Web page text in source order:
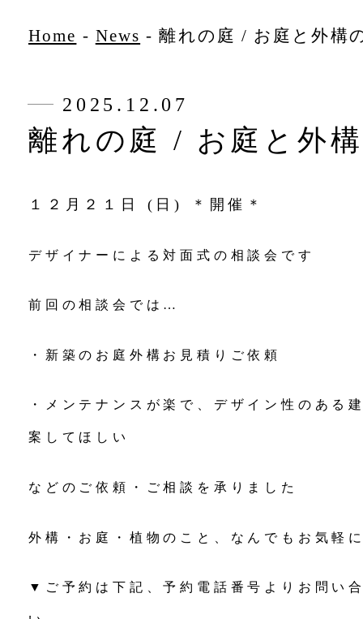
Home - News -離れの庭 / お庭と外構
2025.12.07
離れの庭 / お庭と外
１２月２１日 (日) ＊開催＊
デザイナーによる対面式の相談会です
前回の相談会では…
・新築のお庭外構お見積りご依頼
・メンテナンスが楽で、デザイン性のある
案してほしい
などのご依頼・ご相談を承りました
外構・お庭・植物のこと、なんでもお気軽
▼ご予約は下記、予約電話番号よりお問い